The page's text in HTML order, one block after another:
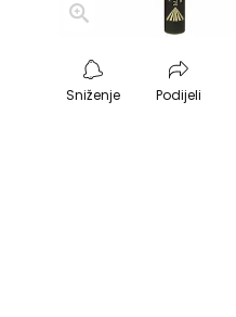
Sniženje Podijeli